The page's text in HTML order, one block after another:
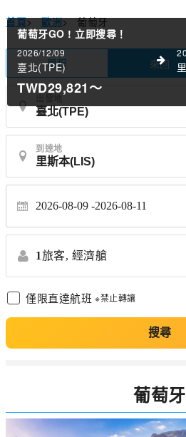
首頁> 歐洲> 葡萄牙
單程 來回
到達地
2026-08-09 2026-08-11
1旅客, 經濟艙
僅限直達航班 ※禁止轉讓
搜尋
葡萄牙GO ! 立即搜尋！
2026/12/09
臺北(TPE)
TWD29,821～
葡萄牙